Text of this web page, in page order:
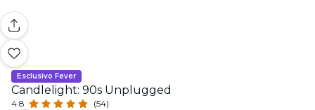
Esclusivo Fever
Candlelight: 90s Unplugged
4.8 (54)